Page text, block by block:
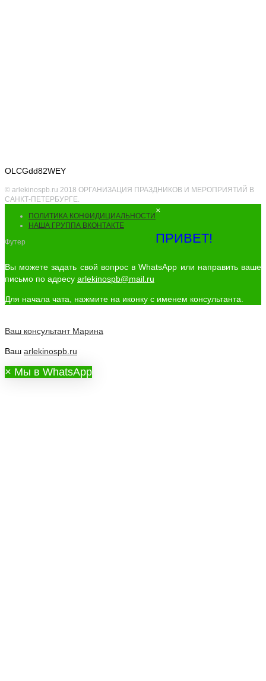
OLCGdd82WEY
© arlekinospb.ru 2018 ОРГАНИЗАЦИЯ ПРАЗДНИКОВ И МЕРОПРИЯТИЙ В
САНКТ-ПЕТЕРБУРГЕ.
ПОЛИТИКА КОНФИДИЦИАЛЬНОСТИ
НАША ГРУППА ВКОНТАКТЕ
Футер
×
ПРИВЕТ!
Вы можете задать свой вопрос в WhatsApp или направить ваше
письмо по адресу arlekinospb@mail.ru
Для начала чата, нажмите на иконку с именем консультанта.
Ваш консультант Марина
Ваш arlekinospb.ru
× Мы в WhatsApp